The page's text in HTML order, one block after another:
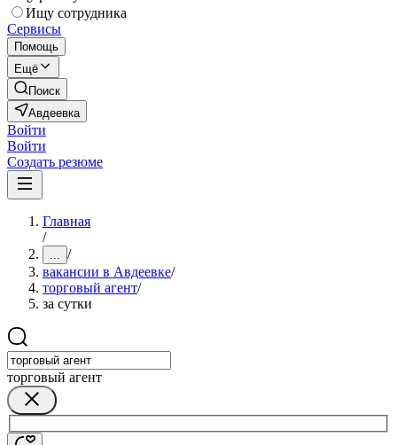
Ищу сотрудника
Сервисы
Помощь
Ещё
Поиск
Авдеевка
Войти
Войти
Создать резюме
Главная
/
... /
вакансии в Авдеевке/
торговый агент/
за сутки
торговый агент